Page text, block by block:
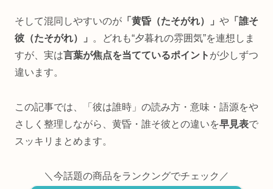
そして混同しやすいのが 「黄昏（たそがれ）」 や 「誰そ
彼（たそがれ）」
。どれも“夕暮れの雰囲気”を連想しま
すが、実は言葉が焦点を当てているポイント が少しずつ
違います。
この記事では、「彼は誰時」の読み方・意味・語源をや
さしく整理しながら、黄昏・誰そ彼との違いを早見表で
スッキリまとめます。
＼今話題の商品をランクングでチェック／